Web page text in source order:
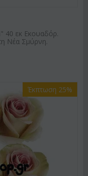
40 εκ Εκουαδόρ.
Νέα Σμύρνη.
Έκπτωση 25%